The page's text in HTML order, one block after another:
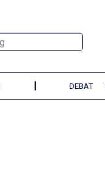
DEBAT